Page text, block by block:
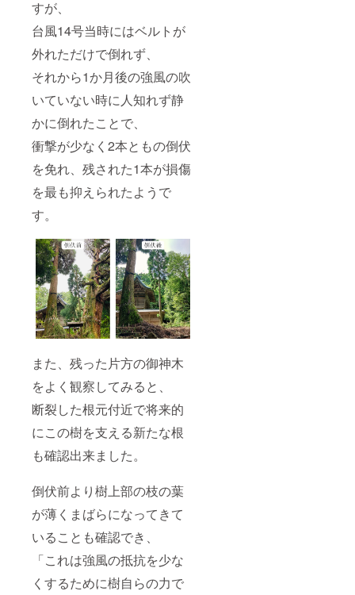
すが、
台風14号当時にはベルトが
外れただけで倒れず、
それから1か月後の強風の吹
いていない時に人知れず静
かに倒れたことで、
衝撃が少なく2本ともの倒伏
を免れ、残された1本が損傷
を最も抑えられたようで
す。
また、残った片方の御神木
をよく観察してみると、
断裂した根元付近で将来的
にこの樹を支える新たな根
も確認出来ました。
倒伏前より樹上部の枝の葉
が薄くまばらになってきて
いることも確認でき、
「これは強風の抵抗を少な
くするために樹自らの力で